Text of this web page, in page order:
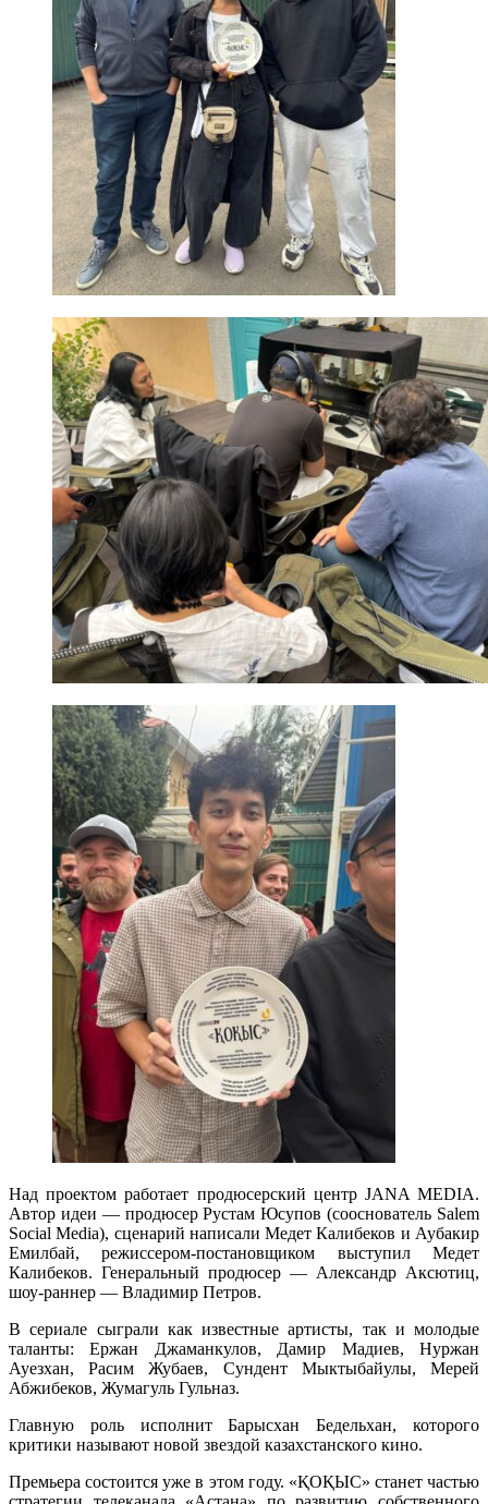
Над проектом работает продюсерский центр JANA MEDIA.
Автор идеи — продюсер Рустам Юсупов (сооснователь Salem
Social Media), сценарий написали Медет Калибеков и Аубакир
Емилбай, режиссером-постановщиком выступил Медет
Калибеков. Генеральный продюсер — Александр Аксютиц,
шоу-раннер — Владимир Петров.
В сериале сыграли как известные артисты, так и молодые
таланты: Ержан Джаманкулов, Дамир Мадиев, Нуржан
Ауезхан, Расим Жубаев, Сундент Мыктыбайулы, Мерей
Абжибеков, Жумагуль Гульназ.
Главную роль исполнит Барысхан Бедельхан, которого
критики называют новой звездой казахстанского кино.
Премьера состоится уже в этом году. «ҚОҚЫС» станет частью